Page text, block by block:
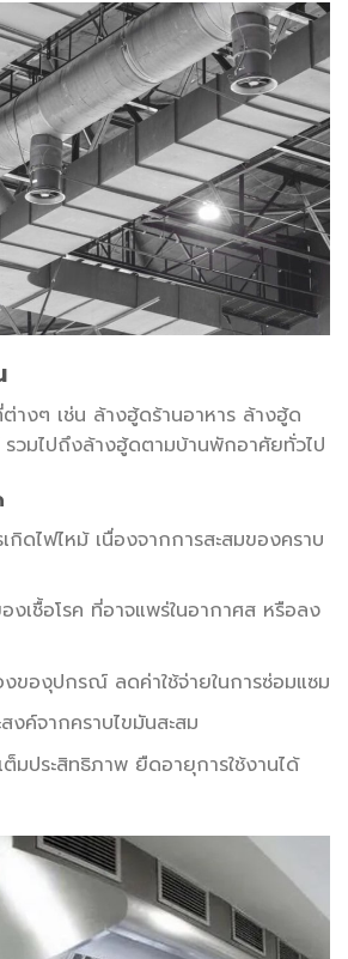
างๆ เช่น ล้างฮู้ดร้านอาหาร ล้างฮู้ด
รวมไปถึงล้างฮู้ดตามบ้านพักอาศัยทั่วไป
กิดไฟไหม้ เนื่องจากการสะสมของคราบ
งเชื้อโรค ที่อาจแพร่ในอากาศส หรือลง
ของุปกรณ์ ลดค่าใช้จ่ายในการซ่อมแซม
งค์จากคราบไขมันสะสม
มประสิทธิภาพ ยืดอายุการใช้งานได้